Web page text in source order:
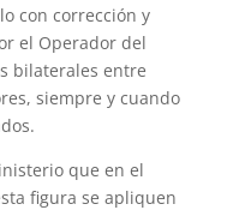
con corrección y
el Operador del
bilaterales entre
siempre y cuando
que en el
figura se apliquen